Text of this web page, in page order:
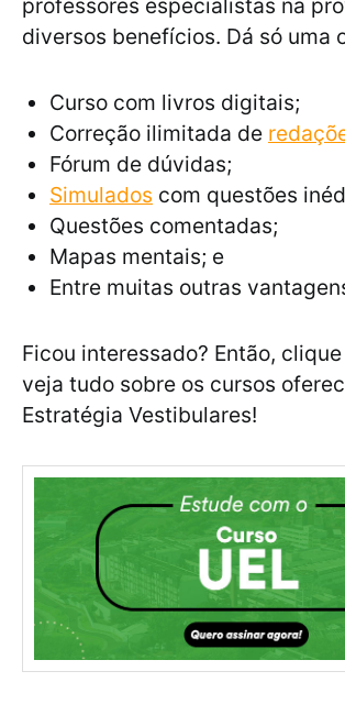
professores especialistas na
diversos benefícios. Dá só uma
Curso com livros digitais;
Correção ilimitada de
Fórum de dúvidas;
Simulados com questões
Questões comentadas;
Mapas mentais; e
Entre muitas outras
Ficou interessado? Então,
veja tudo sobre os cursos
Estratégia Vestibulares!